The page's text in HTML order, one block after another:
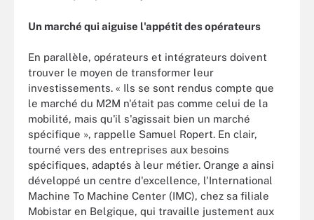
Un marché qui aiguise l'appétit des opérateurs
En parallèle, opérateurs et intégrateurs doivent
trouver le moyen de transformer leur
investissements. « Ils se sont rendus compte que
le marché du M2M n'était pas comme celui de la
mobilité, mais qu'il s'agissait bien un marché
spécifique », rappelle Samuel Ropert. En clair,
tourné vers des entreprises aux besoins
spécifiques, adaptés à leur métier. Orange a ainsi
développé un centre d'excellence, l'International
Machine To Machine Center (IMC), chez sa filiale
Mobistar en Belgique, qui travaille justement aux